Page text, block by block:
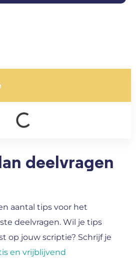
deelvragen
aantal tips voor het
deelvragen. Wil je tips
op jouw scriptie? Schrijf je
en vrijblijvend